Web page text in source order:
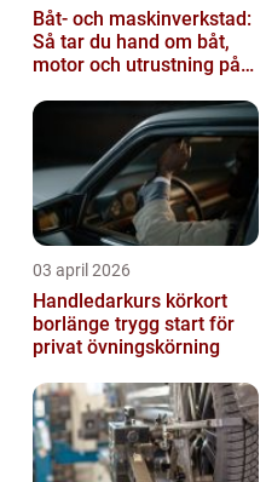
Båt- och maskinverkstad:
Så tar du hand om båt,
motor och utrustning på
03 april 2026
Handledarkurs körkort
borlänge trygg start för
privat övningskörning